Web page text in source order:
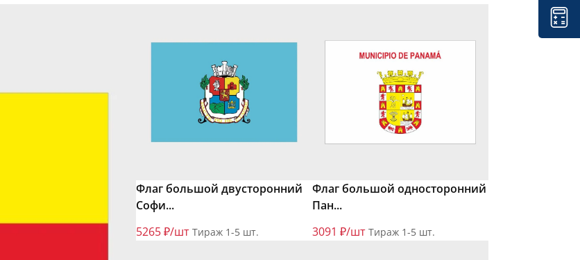
Флаг большой двусторонний
Софи...
5265 ₽/шт Тираж 1-5 шт.
Флаг большой односторонний
Пан...
3091 ₽/шт Тираж 1-5 шт.